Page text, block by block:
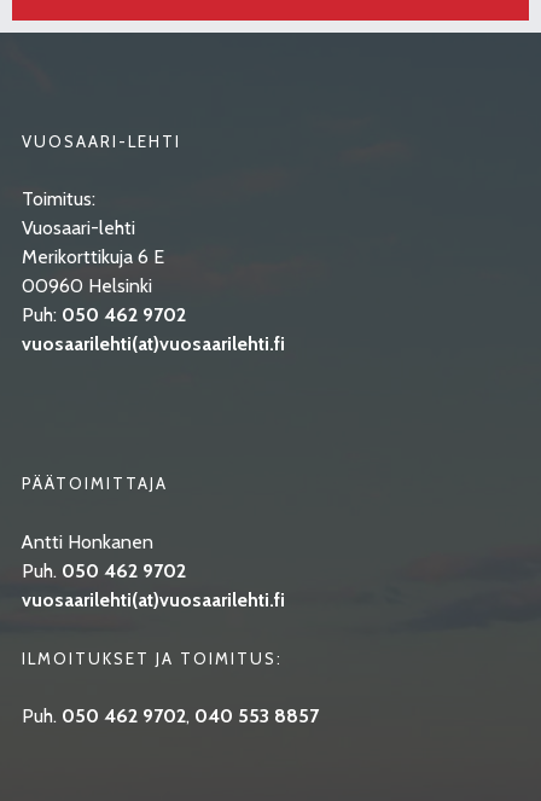
VUOSAARI-LEHTI
Toimitus:
Vuosaari-lehti
Merikorttikuja 6 E
00960 Helsinki
Puh: 050 462 9702
vuosaarilehti(at)vuosaarilehti.fi
PÄÄTOIMITTAJA
Antti Honkanen
Puh. 050 462 9702
vuosaarilehti(at)vuosaarilehti.fi
ILMOITUKSET JA TOIMITUS:
Puh. 050 462 9702, 040 553 8857